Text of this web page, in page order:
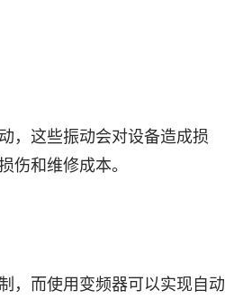
，这些振动会对设备造成损
伤和维修成本。
，而使用变频器可以实现自动